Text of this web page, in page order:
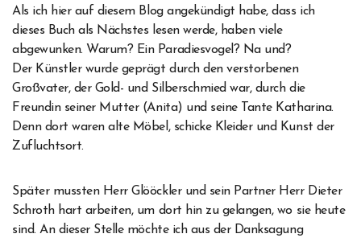
Als ich hier auf diesem Blog angekündigt habe, dass ich
dieses Buch als Nächstes lesen werde, haben viele
abgewunken. Warum? Ein Paradiesvogel? Na und?
Der Künstler wurde geprägt durch den verstorbenen
Großvater, der Gold- und Silberschmied war, durch die
Freundin seiner Mutter (Anita) und seine Tante Katharina.
Denn dort waren alte Möbel, schicke Kleider und Kunst der
Zufluchtsort.
Später mussten Herr Glööckler und sein Partner Herr Dieter
Schroth hart arbeiten, um dort hin zu gelangen, wo sie heute
sind. An dieser Stelle möchte ich aus der Danksagung